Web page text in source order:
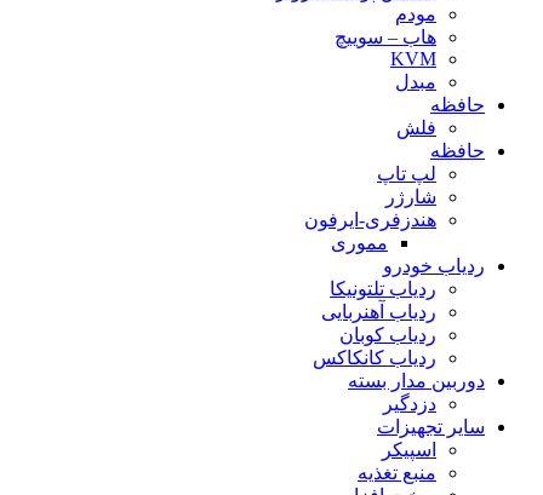
مودم
هاب – سوییچ
KVM
مبدل
حافظه
فلش
حافظه
لپ تاپ
شارژر
هندزفری-ایرفون
مموری
ردیاب خودرو
ردیاب تلتونیکا
ردیاب آهنربایی
ردیاب کوبان
ردیاب کانکاکس
دوربین مدار بسته
دزدگیر
سایر تجهیزات
اسپیکر
منبع تغذیه